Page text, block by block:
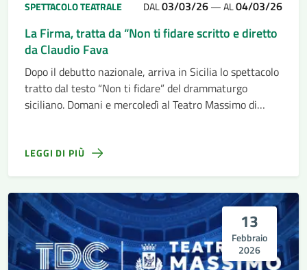
SPETTACOLO TEATRALE DAL03/03/26—AL04/03/26
La Firma, tratta da “Non ti fidare scritto e diretto
da Claudio Fava
Dopo il debutto nazionale, arriva in Sicilia lo spettacolo
tratto dal testo “Non ti fidare” del drammaturgo
siciliano. Domani e mercoledì al Teatro Massimo di
LEGGI DI PIÙ
13
Febbraio
2026